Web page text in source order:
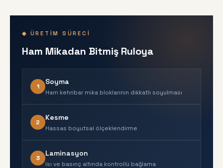
◆ ÜRETIM SÜRECI
Ham Mikadan Bitmiş Ruloya
1
Soyma
Ham kehribar mika bloklarının dikkatli soyulması
2
Kesme
Hassas boyutsal ölçeklendirme
3
Laminasyon
Isı ve basınç altında kontrollü bağlama